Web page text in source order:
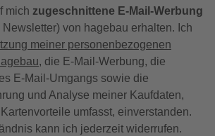
mich zugeschnittene E-Mail-Werbung
von hagebau erhalten. Ich
meiner personenbezogenen
, die E-Mail-Werbung, die
E-Mail-Umgangs sowie die
und Analyse meiner Kaufdaten,
umfasst, einverstanden.
kann ich jederzeit widerrufen.